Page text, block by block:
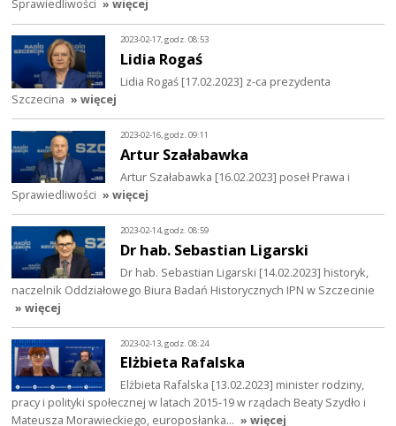
Sprawiedliwości » więcej
2023-02-17, godz. 08:53
Lidia Rogaś
Lidia Rogaś [17.02.2023] z-ca prezydenta
Szczecina » więcej
2023-02-16, godz. 09:11
Artur Szałabawka
Artur Szałabawka [16.02.2023] poseł Prawa i
Sprawiedliwości » więcej
2023-02-14, godz. 08:59
Dr hab. Sebastian Ligarski
Dr hab. Sebastian Ligarski [14.02.2023] historyk,
naczelnik Oddziałowego Biura Badań Historycznych IPN w Szczecinie
» więcej
2023-02-13, godz. 08:24
Elżbieta Rafalska
Elżbieta Rafalska [13.02.2023] minister rodziny,
pracy i polityki społecznej w latach 2015-19 w rządach Beaty Szydło i
Mateusza Morawieckiego, europosłanka… » więcej